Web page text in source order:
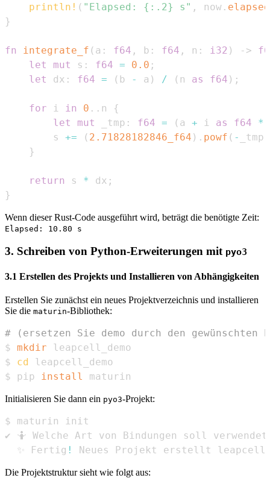
println! ( "Elapsed: {:.2} s" , now . elapsed
}
fn integrate_f ( a : f64 , b : f64 , n : i32 ) ->
let
mut s : f64 = 0.0 ;
let
dx : f64 = ( b - a ) / ( n as f64 ) ;
for i in 0 .. n
{
let
mut _tmp : f64 = ( a + i as f64 *
        s
+= ( 2.71828182846_f64 ) . powf ( - _tmp
}
return s * dx ;
}
Wenn dieser Rust-Code ausgeführt wird, beträgt die benötigte Zeit:
Elapsed: 10.80 s
3. Schreiben von Python-Erweiterungen mit pyo3
3.1 Erstellen des Projekts und Installieren von Abhängigkeiten
Erstellen Sie zunächst ein neues Projektverzeichnis und installieren
Sie die maturin-Bibliothek:
# (ersetzen Sie demo durch den gewünschten
$ mkdir
$ cd
$ pip install maturin
Initialisieren Sie dann ein pyo3-Projekt:
  ✨ Fertig
! Neues Projekt erstellt
Die Projektstruktur sieht wie folgt aus: